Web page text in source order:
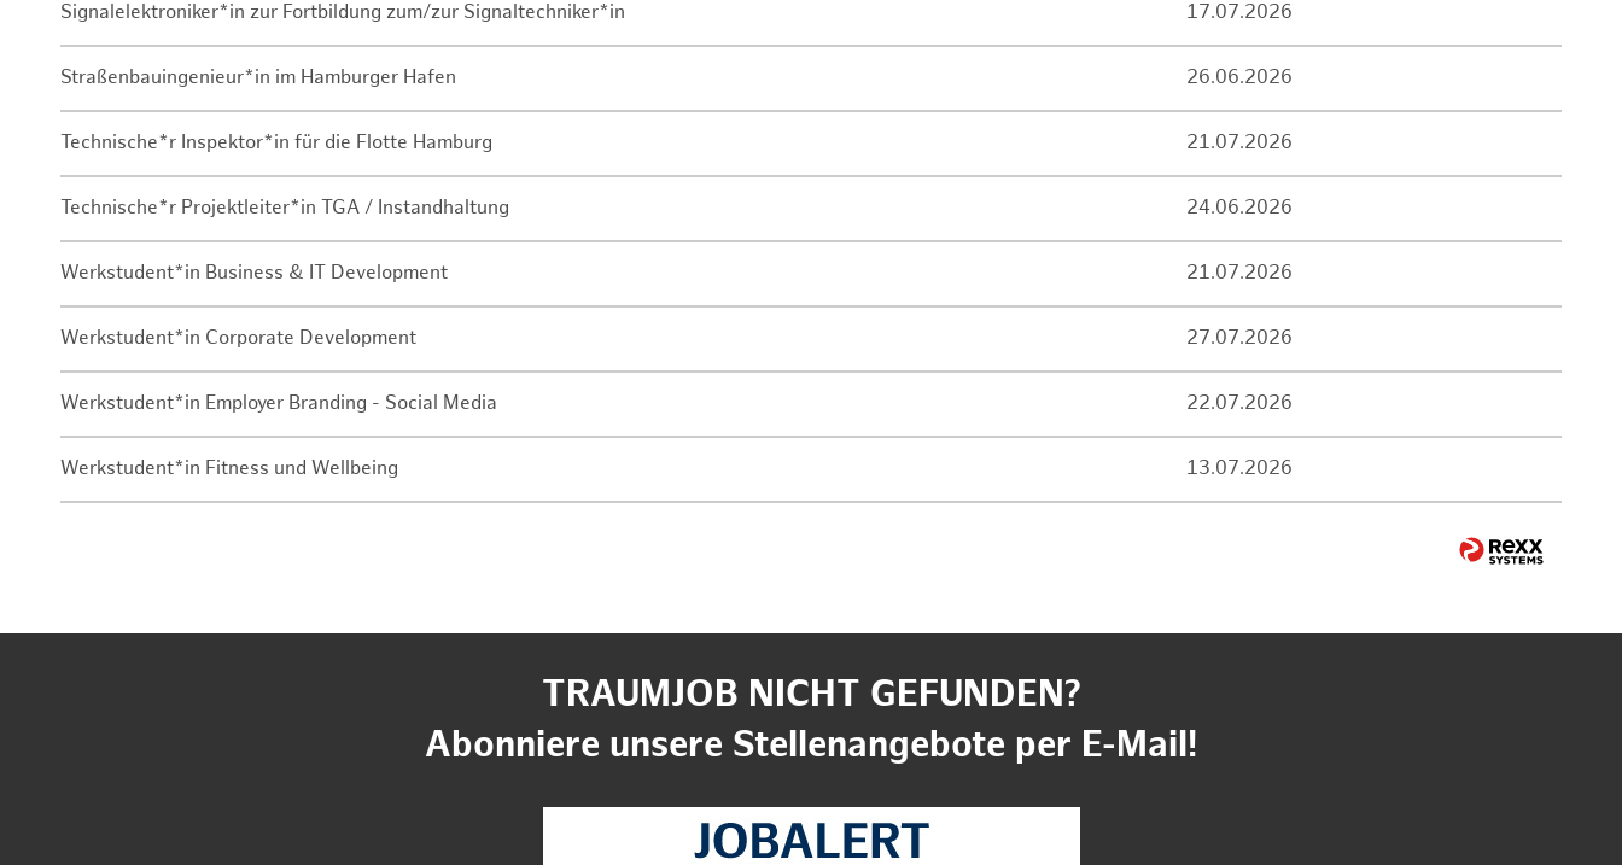
Signalelektroniker*in zur Fortbildung zum/zur Signaltechniker*in 17.07.2026
Straßenbauingenieur*in im Hamburger Hafen 26.06.2026
Technische*r Inspektor*in für die Flotte Hamburg 21.07.2026
Technische*r Projektleiter*in TGA / Instandhaltung 24.06.2026
Werkstudent*in Business & IT Development 21.07.2026
Werkstudent*in Corporate Development 27.07.2026
Werkstudent*in Employer Branding - Social Media 22.07.2026
Werkstudent*in Fitness und Wellbeing 13.07.2026
TRAUMJOB NICHT GEFUNDEN?
Abonniere unsere Stellenangebote per E-Mail!